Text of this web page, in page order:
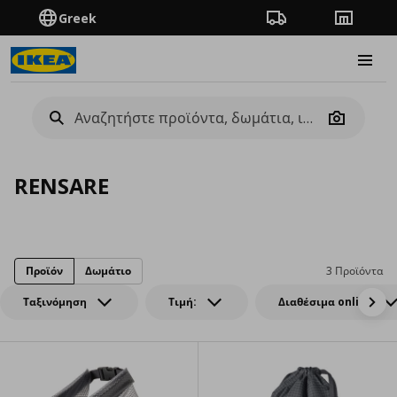
Greek Πορεία παραγγελίας
Camera
RENSARE
Ταξινόμηση Τιμή: Διαθέσιμα online
3 Προϊόντα
Προϊόν Δωμάτιο